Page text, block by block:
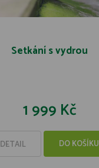
Setkání s vydrou
1 999 Kč
DETAIL DO KOŠÍKU